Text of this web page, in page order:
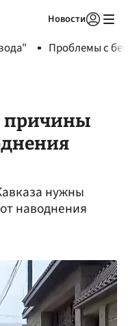
Новости
Проблемы с
причины
нужны
наводнения